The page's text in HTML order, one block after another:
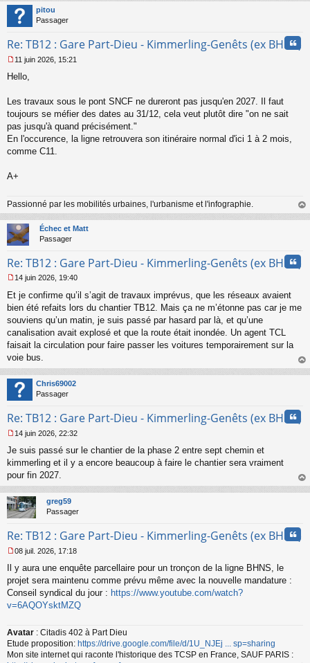
n
l
u
pitou
Passager
Re: TB12 : Gare Part-Dieu - Kimmerling-Genêts (ex BHNS)
e
s
g
e
n
o
u
11 juin 2026, 15:21
Hello,
Les travaux sous le pont SNCF ne dureront pas jusqu'en 2027. Il faut
toujours se méfier des dates au 31/12, cela veut plutôt dire "on ne sait
pas jusqu'à quand précisément."
En l'occurence, la ligne retrouvera son itinéraire normal d'ici 1 à 2 mois,
comme C11.
A+
Passionné par les mobilités urbaines, l'urbanisme et l'infographie.
au
Échec et Matt
Passager
Re: TB12 : Gare Part-Dieu - Kimmerling-Genêts (ex BHNS)
e
s
s
g
e
n
o
n
l
u
14 juin 2026, 19:40
Et je confirme qu’il s’agit de travaux imprévus, que les réseaux avaient
bien été refaits lors du chantier TB12. Mais ça ne m’étonne pas car je me
souviens qu’un matin, je suis passé par hasard par là, et qu’une
canalisation avait explosé et que la route était inondée. Un agent TCL
faisait la circulation pour faire passer les voitures temporairement sur la
voie bus.
au
Chris69002
Passager
Re: TB12 : Gare Part-Dieu - Kimmerling-Genêts (ex BHNS)
e
s
s
g
e
n
n
u
14 juin 2026, 22:32
Je suis passé sur le chantier de la phase 2 entre sept chemin et
kimmerling et il y a encore beaucoup à faire le chantier sera vraiment
pour fin 2027.
au
greg59
Passager
Re: TB12 : Gare Part-Dieu - Kimmerling-Genêts (ex BHNS)
e
s
s
g
n
o
n
08 juil. 2026, 17:18
Il y aura une enquête parcellaire pour un tronçon de la ligne BHNS, le
projet sera maintenu comme prévu même avec la nouvelle mandature :
Conseil syndical du jour : https://www.youtube.com/watch?
v=6AQOYsktMZQ
Avatar : Citadis 402 à Part Dieu
Etude proposition: https://drive.google.com/file/d/1U_NJEj ... sp=sharing
Mon site internet qui raconte l'historique des TCSP en France, SAUF PARIS :